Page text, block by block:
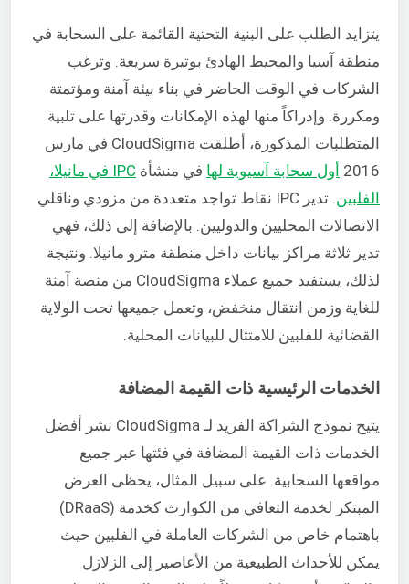
يتزايد الطلب على البنية التحتية القائمة على السحابة في
منطقة آسيا والمحيط الهادئ بوتيرة سريعة. وترغب
الشركات في الوقت الحاضر في بناء بيئة آمنة ومؤتمتة
ومكررة. وإدراكاً منها لهذه الإمكانات وقدرتها على تلبية
المتطلبات المذكورة، أطلقت CloudSigma في مارس
2016 أول سحابة آسيوية لها في منشأة
IPC في مانيلا،
الفلبين
. تدير IPC نقاط تواجد متعددة من مزودي وناقلي
الاتصالات المحليين والدوليين. بالإضافة إلى ذلك، فهي
تدير ثلاثة مراكز بيانات داخل منطقة مترو مانيلا. ونتيجة
لذلك، يستفيد جميع عملاء CloudSigma من منصة آمنة
للغاية وزمن انتقال منخفض، وتعمل جميعها تحت الولاية
القضائية للفلبين للامتثال للبيانات المحلية.
الخدمات الرئيسية ذات القيمة المضافة
يتيح نموذج الشراكة الفريد لـ CloudSigma نشر أفضل
الخدمات ذات القيمة المضافة في فئتها عبر جميع
مواقعها السحابية. على سبيل المثال، يحظى العرض
المبتكر لخدمة التعافي من الكوارث كخدمة (DRaaS)
باهتمام خاص من الشركات العاملة في الفلبين حيث
يمكن للأحداث الطبيعية من الأعاصير إلى الزلازل